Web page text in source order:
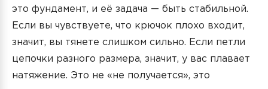
это фундамент, и её задача — быть стабильной.
Если вы чувствуете, что крючок плохо входит,
значит, вы тянете слишком сильно. Если петли
цепочки разного размера, значит, у вас плавает
натяжение. Это не «не получается», это